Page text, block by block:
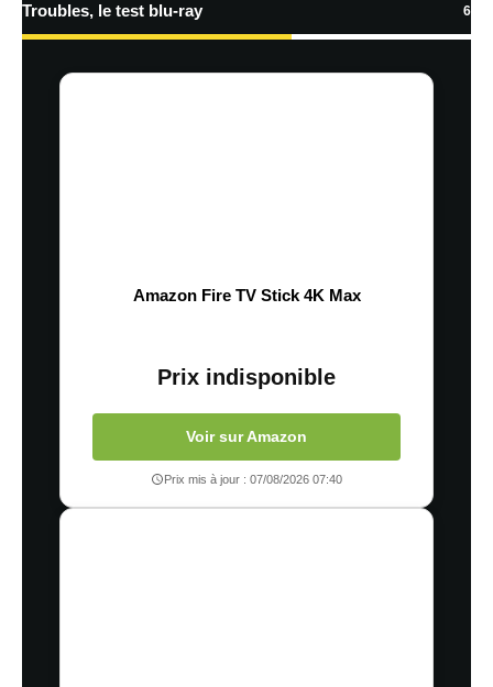
Troubles, le test blu-ray 6
Amazon Fire TV Stick 4K Max
Prix indisponible
Voir sur Amazon
Prix mis à jour : 07/08/2026 07:40